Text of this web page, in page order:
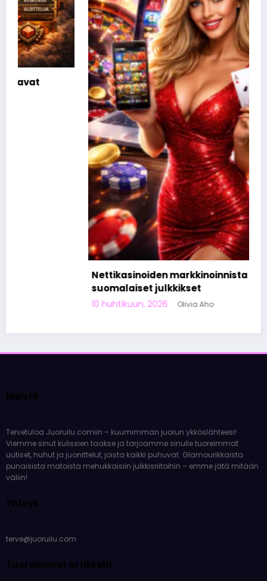
Nettikasinoiden markkinoinnista tunnetut
suomalaiset julkkikset
10 huhtikuun, 2026 Olivia Aho
Meistä
Tervetuloa Juoruilu.comiin – kuumimman juorun ykköslähteesi!
Viemme sinut kulissien taakse ja tarjoamme sinulle tuoreimmat
uutiset, huhut ja juonittelut, joista kaikki puhuvat. Glamourikkaista
punaisista matoista mehukkaisiin julkkisriitoihin – emme jätä mitään
väliin!
Yhteys
terve@juoruilu.com
Tuoreimmat artikkelit